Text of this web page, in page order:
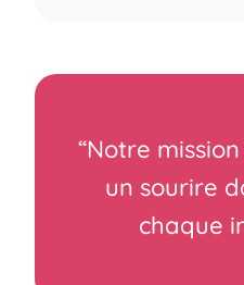
“Notre
un sourire
chaque